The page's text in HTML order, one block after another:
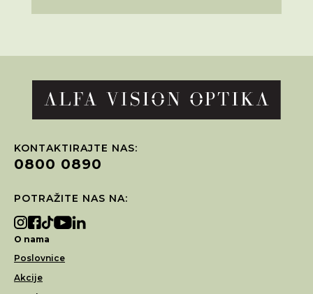
KONTAKTIRAJTE NAS:
0800 0890
POTRAŽITE NAS NA:
O nama
Poslovnice
Akcije